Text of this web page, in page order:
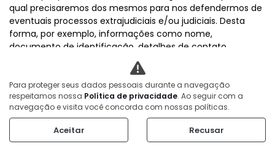
qual precisaremos dos mesmos para nos defendermos de
eventuais processos extrajudiciais e/ou judiciais. Desta
forma, por exemplo, informações como nome,
documento de identificação, detalhes de contato
(telefone, e-mail), profissão, informações relativas à
operação financeira/bancária de forma detalhada (valor
do contrato, forma de pagamento, banco, conta bancária,
agência, titularidade, CPF, CNPJ, número do cartão de
crédito, bandeira do cartão de crédito, parcelas), imagem
em câmeras de vigilância interna e em termos de
consentimento, restarão pelo prazo mínimo de 5 (cinco)
Para proteger seus dados pessoais durante a navegação
respeitamos nossa Política de privacidade. Ao seguir com a
navegação e visita você concorda com nossas políticas.
Aceitar Recusar